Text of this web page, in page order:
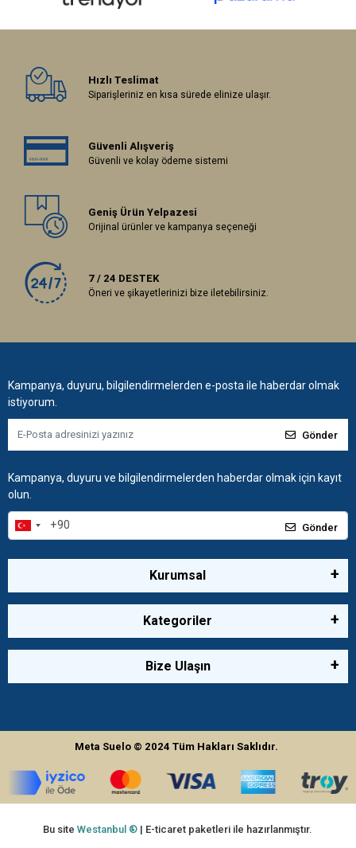
Hızlı Teslimat
Siparişleriniz en kısa sürede elinize ulaşır.
Güvenli Alışveriş
Güvenli ve kolay ödeme sistemi
Geniş Ürün Yelpazesi
Orijinal ürünler ve kampanya seçeneği
7 / 24 DESTEK
Öneri ve şikayetlerinizi bize iletebilirsiniz.
Kampanya, duyuru, bilgilendirmelerden e-posta ile haberdar olmak
istiyorum.
Gönder
Kampanya, duyuru ve bilgilendirmelerden haberdar olmak için kayıt
olun.
Gönder
Kurumsal
Kategoriler
Bize Ulaşın
Meta Suelo © 2024Tüm Hakları Saklıdır.
Bu siteWestanbul ® | E-ticaret paketleri ile hazırlanmıştır.